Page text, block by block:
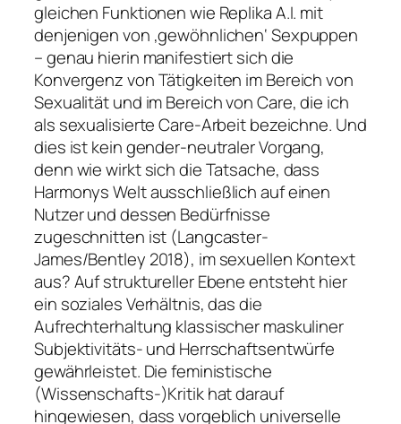
gleichen Funktionen wie Replika A.I. mit
denjenigen von ‚gewöhnlichen‘ Sexpuppen
– genau hierin manifestiert sich die
Konvergenz von Tätigkeiten im Bereich von
Sexualität und im Bereich von Care, die ich
als sexualisierte Care-Arbeit bezeichne. Und
dies ist kein gender-neutraler Vorgang,
denn wie wirkt sich die Tatsache, dass
Harmonys Welt ausschließlich auf einen
Nutzer und dessen Bedürfnisse
zugeschnitten ist (Langcaster-
James/Bentley 2018), im sexuellen Kontext
aus? Auf struktureller Ebene entsteht hier
ein soziales Verhältnis, das die
Aufrechterhaltung klassischer maskuliner
Subjektivitäts- und Herrschaftsentwürfe
gewährleistet. Die feministische
(Wissenschafts-)Kritik hat darauf
hingewiesen, dass vorgeblich universelle